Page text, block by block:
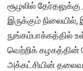
சூழலில்
இருக்கும்
நுங்கம்பாக்கத்தில்
வெற்றிக் கழகத்தின்
அக்கட்சியின்